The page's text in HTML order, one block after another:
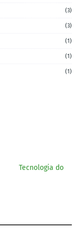
(3)
(3)
(1)
(1)
(1)
Tecnologia do